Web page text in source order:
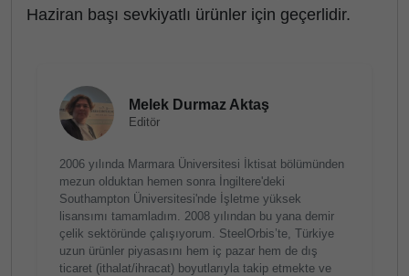
Haziran başı sevkiyatlı ürünler için geçerlidir.
Melek Durmaz Aktaş
Editör
2006 yılında Marmara Üniversitesi İktisat bölümünden
mezun olduktan hemen sonra İngiltere'deki
Southampton Üniversitesi'nde İşletme yüksek
lisansımı tamamladım. 2008 yılından bu yana demir
çelik sektöründe çalışıyorum. SteelOrbis’te, Türkiye
uzun ürünler piyasasını hem iç pazar hem de dış
ticaret (ithalat/ihracat) boyutlarıyla takip etmekte ve